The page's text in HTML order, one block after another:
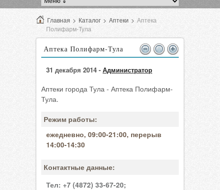
Главная > Каталог > Аптеки > Аптека
Полифарм-Тула
Аптека Полифарм-Тула
31 декабря 2014 - Администратор
Аптеки города Тула - Аптека Полифарм-
Тула.
Режим работы:
ежедневно, 09:00-21:00, перерыв
14:00-14:30
Контактные данные:
Тел: +7 (4872) 33-67-20;